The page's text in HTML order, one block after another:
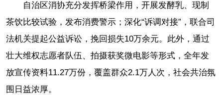
自治区消协充分发挥桥梁作用，开展发酵乳、现制
茶饮比较试验，发布消费警示；深化“诉调对接”，联合司
法机关提起公益诉讼，挽回损失10万余元。此外，通过
壮大维权志愿者队伍、拍摄获奖微电影等形式，全年发
放宣传资料11.27万份，覆盖群众2.1万人次，社会共治氛
围日益浓厚。